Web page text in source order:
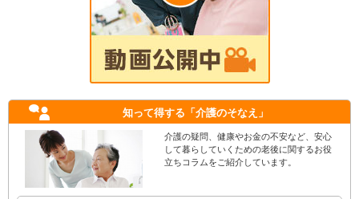
知って得する 「介護のそなえ」
介護の疑問、健康やお金の不安など、安心
して暮らしていくための老後に関するお役
立ちコラムをご紹介しています。